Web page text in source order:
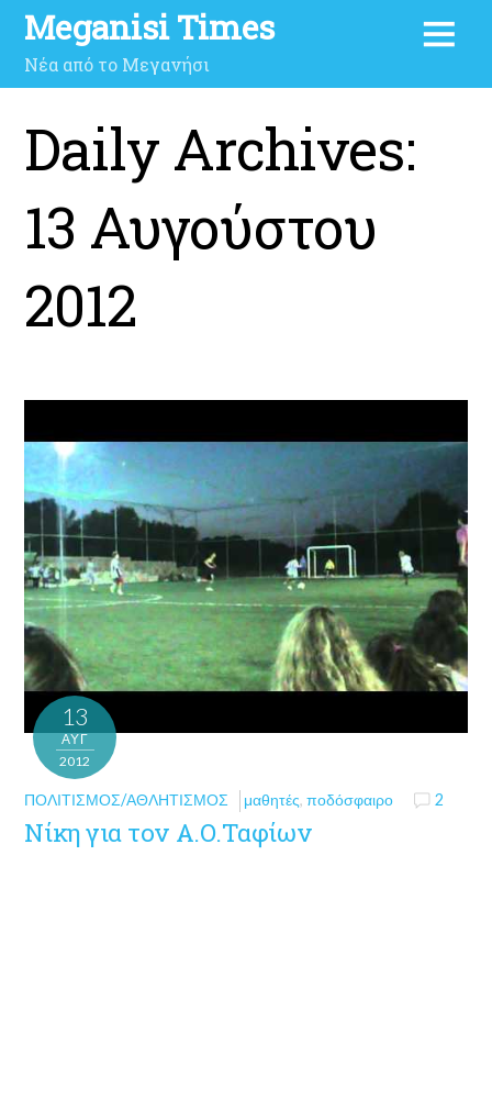
Meganisi Times
Νέα από το Μεγανήσι
Daily Archives:
13 Αυγούστου
2012
13
ΑΥΓ
2012
ΠΟΛΙΤΙΣΜΌΣ/ΑΘΛΗΤΙΣΜΌΣ μαθητές,ποδόσφαιρο 2
Νίκη για τον Α.Ο.Ταφίων